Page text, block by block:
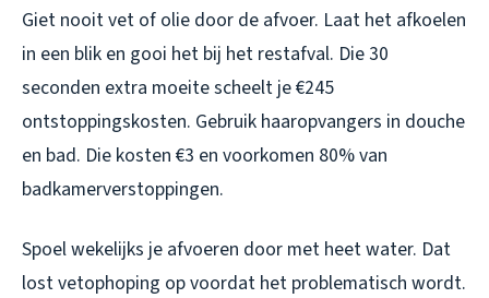
Giet nooit vet of olie door de afvoer. Laat het afkoelen
in een blik en gooi het bij het restafval. Die 30
seconden extra moeite scheelt je €245
ontstoppingskosten. Gebruik haaropvangers in douche
en bad. Die kosten €3 en voorkomen 80% van
badkamerverstoppingen.
Spoel wekelijks je afvoeren door met heet water. Dat
lost vetophoping op voordat het problematisch wordt.